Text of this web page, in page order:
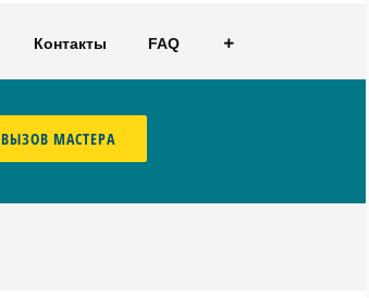
Контакты FAQ
ВЫЗОВ МАСТЕРА